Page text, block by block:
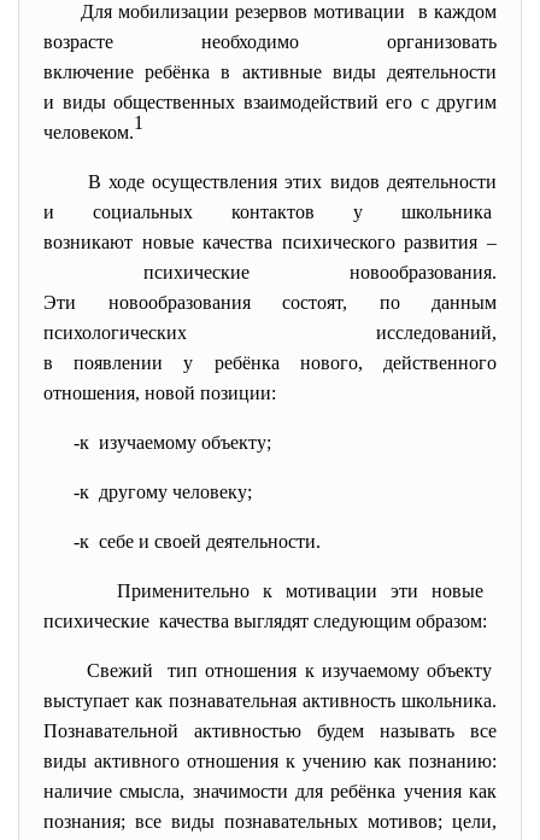
Для мобилизации резервов мотивации в каждом
возрасте необходимо организовать
включение ребёнка в активные виды деятельности
и виды общественных взаимодействий его с другим
человеком.1
В ходе осуществления этих видов деятельности
и социальных контактов у школьника
возникают новые качества психического развития –
психические новообразования.
Эти новообразования состоят, по данным
психологических исследований,
в появлении у ребёнка нового, действенного
отношения, новой позиции:
-к изучаемому объекту;
-к другому человеку;
-к себе и своей деятельности.
Применительно к мотивации эти новые
психические качества выглядят следующим образом:
Свежий тип отношения к изучаемому объекту
выступает как познавательная активность школьника.
Познавательной активностью будем называть все
виды активного отношения к учению как познанию:
наличие смысла, значимости для ребёнка учения как
познания; все виды познавательных мотивов; цели,